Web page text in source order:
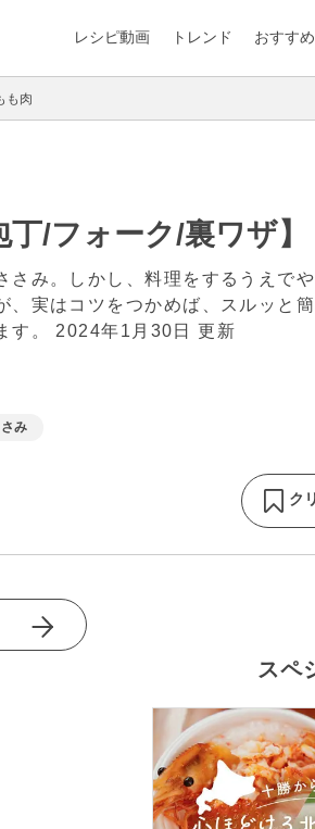
レシピ動画 トレンド おすすめ
も肉
/フォーク/裏ワザ】
み。しかし、料理をするうえで
実はコツをつかめば、スルッと
す。 2024年1月30日 更新
み
ク
スペ